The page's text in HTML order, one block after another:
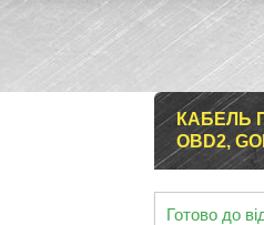
КАБЕЛЬ
OBD2,
Готово до